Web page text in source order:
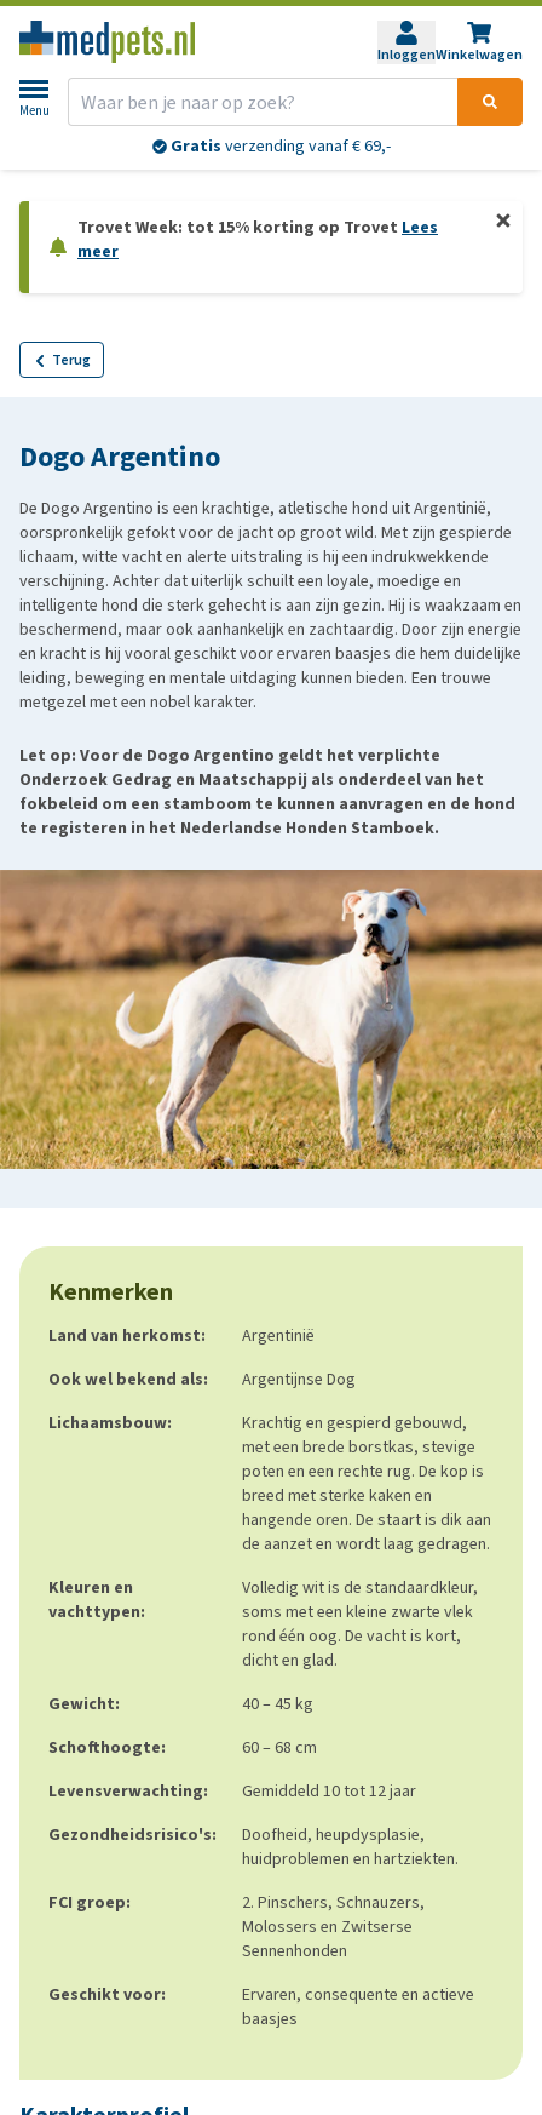
InloggenWinkelwagen
Menu
Gratis verzending vanaf € 69,-
Trovet Week: tot 15% korting op Trovet Lees
meer
Terug
Dogo Argentino
De Dogo Argentino is een krachtige, atletische hond uit Argentinië,
oorspronkelijk gefokt voor de jacht op groot wild. Met zijn gespierde
lichaam, witte vacht en alerte uitstraling is hij een indrukwekkende
verschijning. Achter dat uiterlijk schuilt een loyale, moedige en
intelligente hond die sterk gehecht is aan zijn gezin. Hij is waakzaam en
beschermend, maar ook aanhankelijk en zachtaardig. Door zijn energie
en kracht is hij vooral geschikt voor ervaren baasjes die hem duidelijke
leiding, beweging en mentale uitdaging kunnen bieden. Een trouwe
metgezel met een nobel karakter.
Let op: Voor de Dogo Argentino geldt het verplichte
Onderzoek Gedrag en Maatschappij als onderdeel van het
fokbeleid om een stamboom te kunnen aanvragen en de hond
te registeren in het Nederlandse Honden Stamboek.
Kenmerken
Land van herkomst:
Argentinië
Ook wel bekend als:
Argentijnse Dog
Lichaamsbouw:
Krachtig en gespierd gebouwd,
met een brede borstkas, stevige
poten en een rechte rug. De kop is
breed met sterke kaken en
hangende oren. De staart is dik aan
de aanzet en wordt laag gedragen.
Kleuren en
vachttypen:
Volledig wit is de standaardkleur,
soms met een kleine zwarte vlek
rond één oog. De vacht is kort,
dicht en glad.
Gewicht:
40 – 45 kg
Schofthoogte:
60 – 68 cm
Levensverwachting:
Gemiddeld 10 tot 12 jaar
Gezondheidsrisico's:
Doofheid, heupdysplasie,
huidproblemen en hartziekten.
FCI groep:
2. Pinschers, Schnauzers,
Molossers en Zwitserse
Sennenhonden
Geschikt voor:
Ervaren, consequente en actieve
baasjes